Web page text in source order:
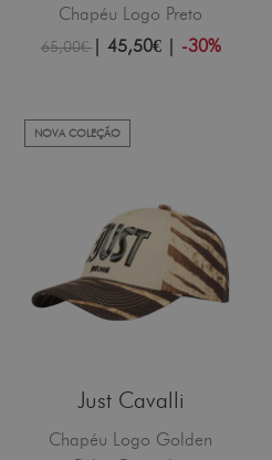
Chapéu Logo Preto
65,00€| 45,50€| -30%
NOVA COLEÇÃO
Just Cavalli
Chapéu Logo Golden